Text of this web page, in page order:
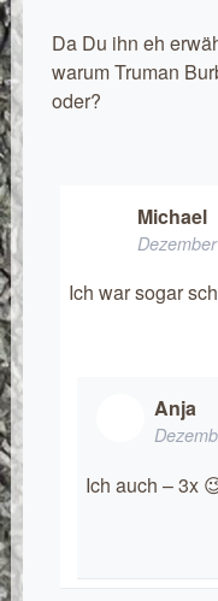
Da Du ihn eh
warum Truman
oder?
Michael
Ich war sogar
Anja
Ich auch – 3x